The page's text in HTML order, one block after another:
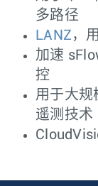
多路径
LANZ ，
加速
控
用于大规
遥测技术